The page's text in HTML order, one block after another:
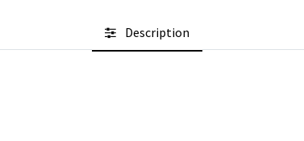
Description